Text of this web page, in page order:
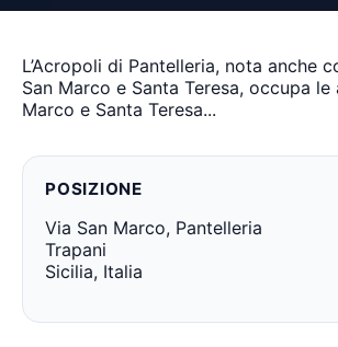
L’Acropoli di Pantelleria, nota anche
San Marco e Santa Teresa, occupa le
Marco e Santa Teresa...
POSIZIONE
Via San Marco, Pantelleria
Trapani
Sicilia, Italia